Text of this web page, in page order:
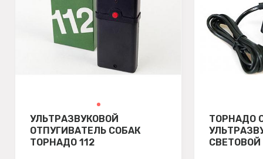
УЛЬТРАЗВУКОВОЙ
ОТПУГИВАТЕЛЬ СОБАК
ТОРНАДО 112
ТОРНАДО